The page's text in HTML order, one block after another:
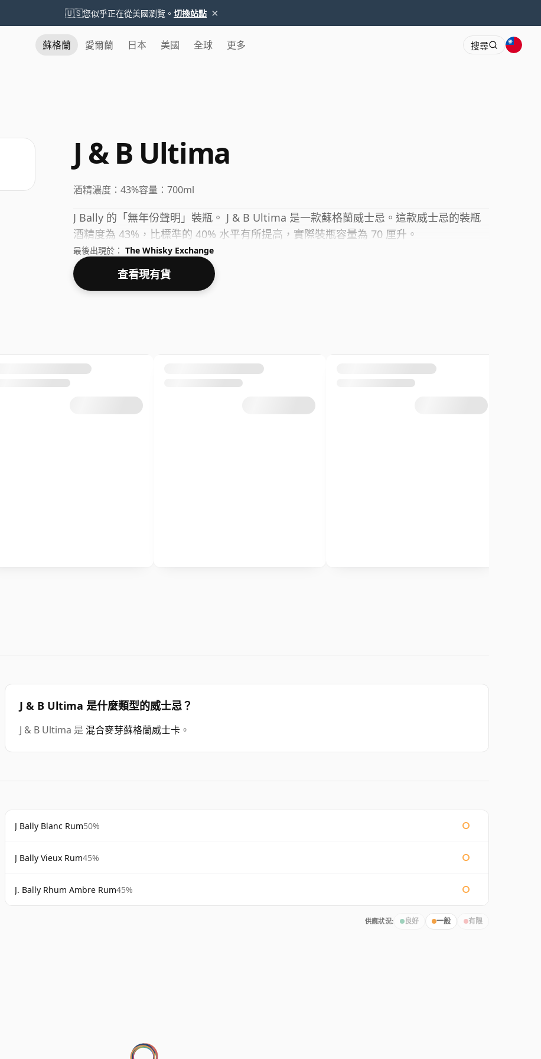
🇺🇸您似乎正在從美國瀏覽。 切換站點 ×
蘇格蘭 愛爾蘭 日本 美國 全球 更多 搜尋
J & B Ultima
酒精濃度： 43%容量： 700ml
J Bally 的「無年份聲明」裝瓶。 J & B Ultima 是一款蘇格蘭威士忌。這款威士忌的裝瓶
酒精度為 43%，比標準的 40% 水平有所提高，實際裝瓶容量為 70 厘升。
最後出現於： The Whisky Exchange
查看現有貨
J & B Ultima 是什麼類型的威士忌？
J & B Ultima 是 混合麥芽蘇格蘭威士卡 。
J Bally Blanc Rum50%
J Bally Vieux Rum45%
J. Bally Rhum Ambre Rum45%
供應狀況: 良好 一般 有限